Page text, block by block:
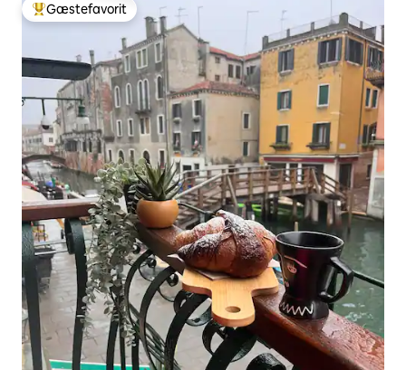
Bedste gæstefavorit
Gæstefavorit